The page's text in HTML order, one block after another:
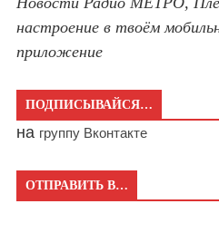
настроение в твоём
приложение
ПОДПИСЫВАЙСЯ…
на группу Вконтакте
ОТПРАВИТЬ В…